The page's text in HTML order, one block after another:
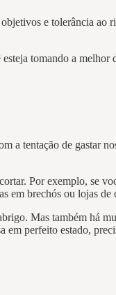
e tolerância ao
tomando a melhor
a tentação de gastar
Por exemplo, se
em brechós ou lojas de
Mas também há
em perfeito estado,